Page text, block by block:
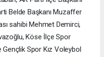
Belde Başkanı Muzaffer
sahibi Mehmet Demirci,
Köse İlçe Spor
Spor Kız Voleybol